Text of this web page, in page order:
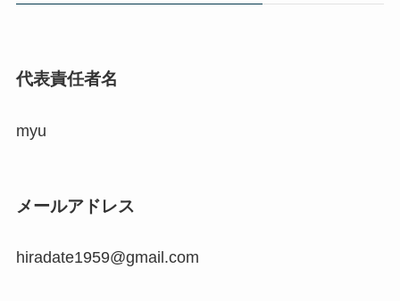
代表責任者名
myu
メールアドレス
hiradate1959@gmail.com